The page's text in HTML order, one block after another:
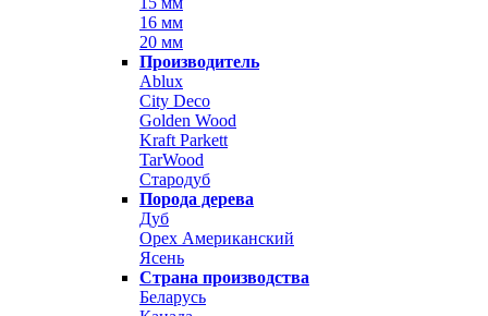
16 мм
20 мм
Производитель
Ablux
City Deco
Golden Wood
Kraft Parkett
TarWood
Стародуб
Порода дерева
Дуб
Орех Американский
Ясень
Страна производства
Беларусь